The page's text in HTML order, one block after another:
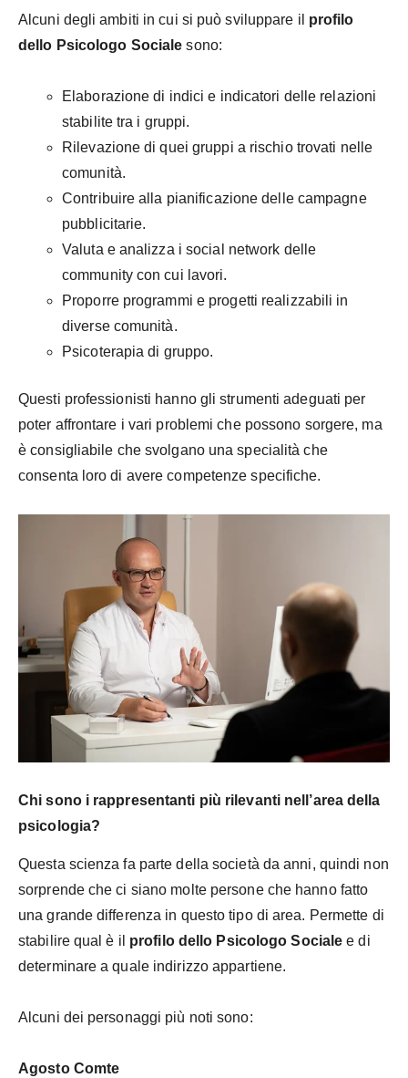
Alcuni degli ambiti in cui si può sviluppare il profilo
dello Psicologo Sociale sono:
Elaborazione di indici e indicatori delle relazioni
stabilite tra i gruppi.
Rilevazione di quei gruppi a rischio trovati nelle
comunità.
Contribuire alla pianificazione delle campagne
pubblicitarie.
Valuta e analizza i social network delle
community con cui lavori.
Proporre programmi e progetti realizzabili in
diverse comunità.
Psicoterapia di gruppo.
Questi professionisti hanno gli strumenti adeguati per
poter affrontare i vari problemi che possono sorgere, ma
è consigliabile che svolgano una specialità che
consenta loro di avere competenze specifiche.
Chi sono i rappresentanti più rilevanti nell’area della
psicologia?
Questa scienza fa parte della società da anni, quindi non
sorprende che ci siano molte persone che hanno fatto
una grande differenza in questo tipo di area. Permette di
stabilire qual è il profilo dello Psicologo Sociale e di
determinare a quale indirizzo appartiene.
Alcuni dei personaggi più noti sono:
Agosto Comte